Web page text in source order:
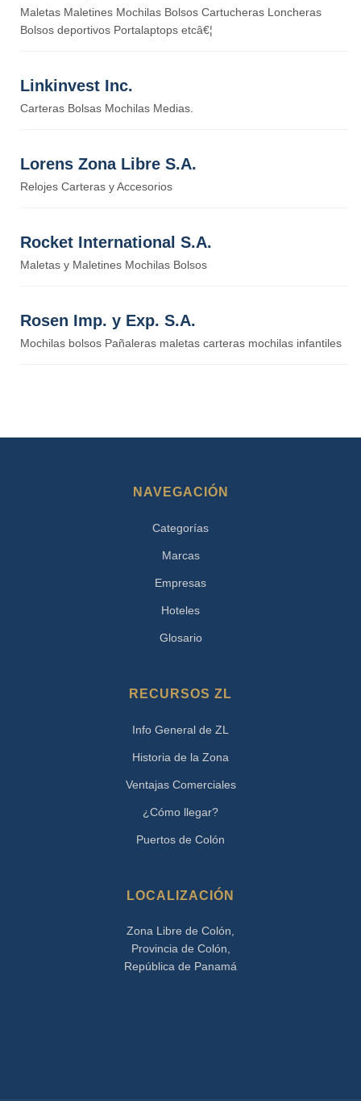
Maletas Maletines Mochilas Bolsos Cartucheras Loncheras
Bolsos deportivos Portalaptops etcâ€¦
Linkinvest Inc.
Carteras Bolsas Mochilas Medias.
Lorens Zona Libre S.A.
Relojes Carteras y Accesorios
Rocket International S.A.
Maletas y Maletines Mochilas Bolsos
Rosen Imp. y Exp. S.A.
Mochilas bolsos Pañaleras maletas carteras mochilas infantiles
NAVEGACIÓN
Categorías
Marcas
Empresas
Hoteles
Glosario
RECURSOS ZL
Info General de ZL
Historia de la Zona
Ventajas Comerciales
¿Cómo llegar?
Puertos de Colón
LOCALIZACIÓN
Zona Libre de Colón,
Provincia de Colón,
República de Panamá